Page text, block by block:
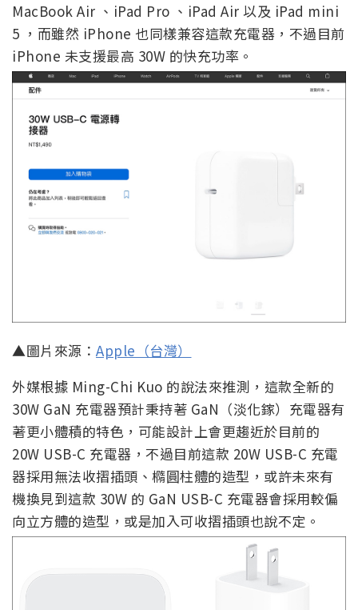
MacBook Air 、iPad Pro 、iPad Air 以及 iPad mini
5 ，而雖然 iPhone 也同樣兼容這款充電器，不過目前
iPhone 未支援最高 30W 的快充功率。
▲圖片來源： Apple（台灣）
外媒根據 Ming-Chi Kuo 的說法來推測，這款全新的
30W GaN 充電器預計秉持著 GaN（淡化鎵）充電器有
著更小體積的特色，可能設計上會更趨近於目前的
20W USB-C 充電器，不過目前這款 20W USB-C 充電
器採用無法收摺插頭、橢圓柱體的造型，或許未來有
機換見到這款 30W 的 GaN USB-C 充電器會採用較偏
向立方體的造型，或是加入可收摺插頭也說不定。